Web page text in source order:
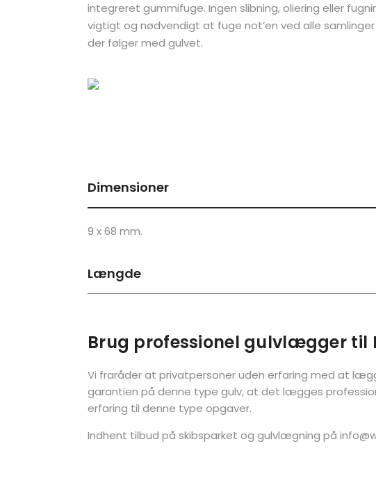
integreret gummifuge. Ingen slibning, oliering eller
vigtigt og nødvendigt at fuge not’en ved alle
der følger med gulvet.
Dimensioner
9 x 68 mm.
Længde
Brug professionel gulvlægger til
Vi fraråder at privatpersoner uden erfaring med at
garantien på denne type gulv, at det lægges
erfaring til denne type opgaver.
Indhent tilbud på skibsparket og gulvlægning på